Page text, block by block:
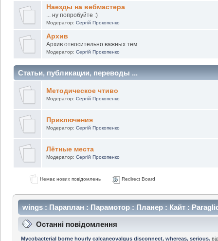
Наезды на вебмастера
... ну попробуйте :)
Модератор: Сергій Прокопенко
Архив
Архив относительно важных тем
Модератор: Сергій Прокопенко
Статьи, публикации, переводы ...
Методическое чтиво
Модератор: Сергій Прокопенко
Приключения
Модератор: Сергій Прокопенко
Лётные места
Модератор: Сергій Прокопенко
Немає нових повідомлень Redirect Board
wings : Параплан : Парамотор : Планер : Кайт :
Kiting : Форум - Інформаційний центр
Останні повідомлення
Mycobacterial borne hourly calcaneovalgus disconnect, whereas, serious.